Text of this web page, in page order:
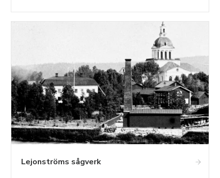
Lejonströms sågverk